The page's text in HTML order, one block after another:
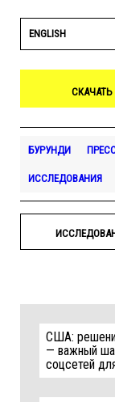
ENGLISH
СКАЧАТЬ
БУРУНДИ
ИССЛЕДОВАНИЯ
США:
— важный
соцсетей